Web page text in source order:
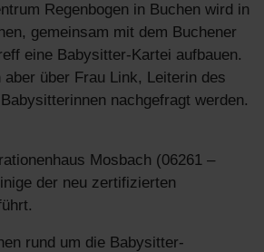
Regenbogen in Buchen wird in
gemeinsam mit dem Buchener
eine Babysitter-Kartei aufbauen.
über Frau Link, Leiterin des
nachgefragt werden.
Mosbach (06261 –
der neu zertifizierten
rund um die Babysitter-